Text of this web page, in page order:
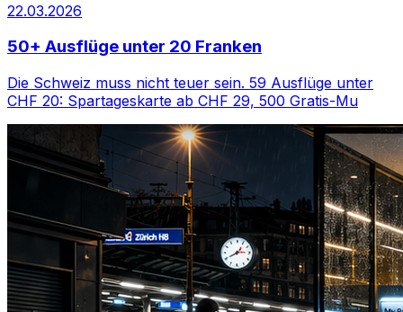
22.03.2026
50+ Ausflüge unter 20 Franken
Die Schweiz muss nicht teuer sein. 59 Ausflüge unter
CHF 20: Spartageskarte ab CHF 29, 500 Gratis-Mu